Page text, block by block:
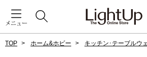
メニュー
TOP ホーム&ホビー キッチン･テーブルウ